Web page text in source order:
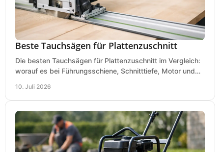
Beste Tauchsägen für Plattenzuschnitt
Die besten Tauchsägen für Plattenzuschnitt im Vergleich:
worauf es bei Führungsschiene, Schnitttiefe, Motor und
10. Juli 2026